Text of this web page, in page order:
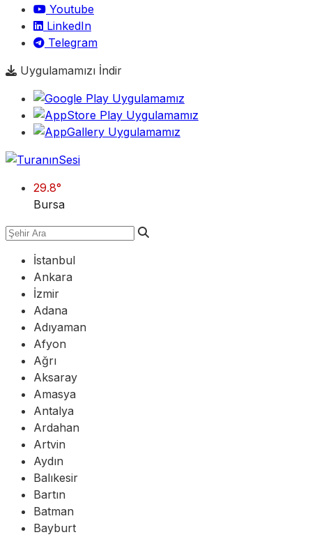
Youtube
LinkedIn
Telegram
Uygulamamızı İndir
29.8°
Bursa
İstanbul
Ankara
İzmir
Adana
Adıyaman
Afyon
Ağrı
Aksaray
Amasya
Antalya
Ardahan
Artvin
Aydın
Balıkesir
Bartın
Batman
Bayburt